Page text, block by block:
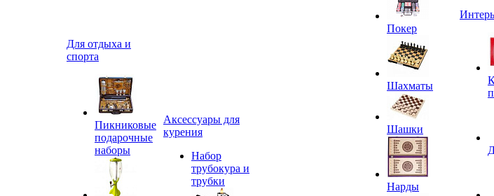
Для отдыха и
спорта
Пикниковые
подарочные
наборы
Аксессуары для
курения
Набор
трубокура и
трубки
Покер
Шахматы
Шашки
Нарды